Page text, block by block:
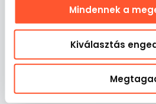
Mindennek a
Kiválasztás
Anyagok és
A Gangaru felfújható
készülnek, amely ellenáll a
megfelelően használt
szolgálhatják a